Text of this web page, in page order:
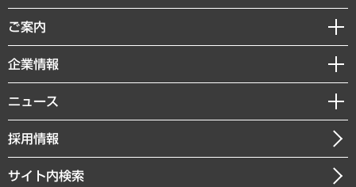
組織・人事戦略
デジタルイノベーション
共生・ダイバーシティ
GRC（ガバナンス・リスク・コンプライアンス）・防災（政策）
経済・産業・雇用・労働
経済調査
レポート
コラム
経営用語集
受託・受注実績（官公庁関連）
メディア掲載・出演
ご案内
セミナー・イベント情報
MUFGビジネスセミナー
受託案件情報
企業情報
私たちの想い
社長メッセージ
会社概要
ニュース
ニュースリリース
お知らせ
採用情報
サイト内検索